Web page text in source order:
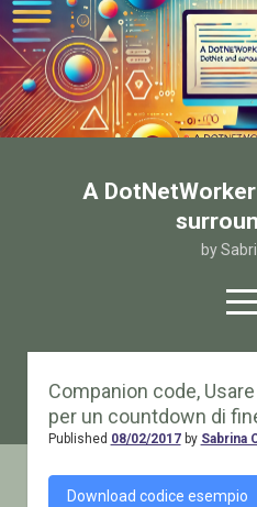
A
by
Companion code,
per un countdown di
Published 08/02/2017by Sabrina
Download codice esempio